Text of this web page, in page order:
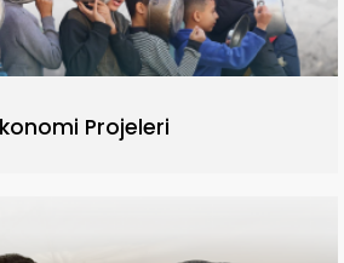
Projeleri